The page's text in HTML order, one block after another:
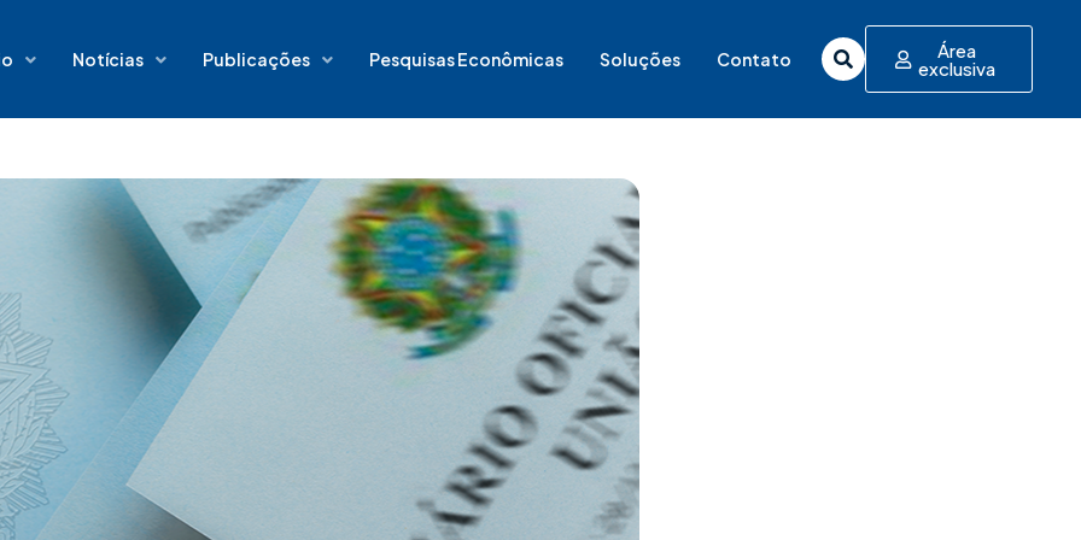
Notícias Publicações Pesquisas Econômicas Soluções Contato Área
exclusiva